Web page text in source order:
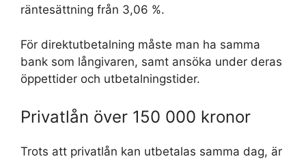
räntesättning från 3,06 %.
För direktutbetalning måste man ha samma
bank som långivaren, samt ansöka under deras
öppettider och utbetalningstider.
Privatlån över 150 000 kronor
Trots att privatlån kan utbetalas samma dag, är